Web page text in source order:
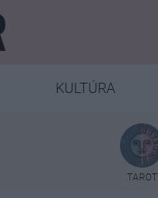
KULTÚRA
TAROT